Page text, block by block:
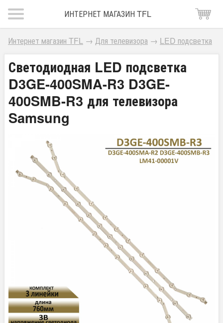
ИНТЕРНЕТ МАГАЗИН TFL
Интернет магазин TFL → Для телевизора → LED подсветка
Светодиодная LED подсветка
D3GE-400SMA-R3 D3GE-
400SMB-R3 для телевизора
Samsung